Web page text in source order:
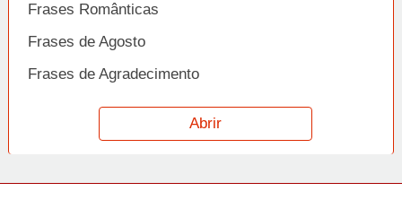
Frases Românticas
Frases de Agosto
Frases de Agradecimento
Frases de Amizade
Frases de Amor
Abrir